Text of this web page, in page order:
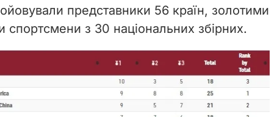
представники 56 країн, золотими
спортсмени з 30 національних збірних.